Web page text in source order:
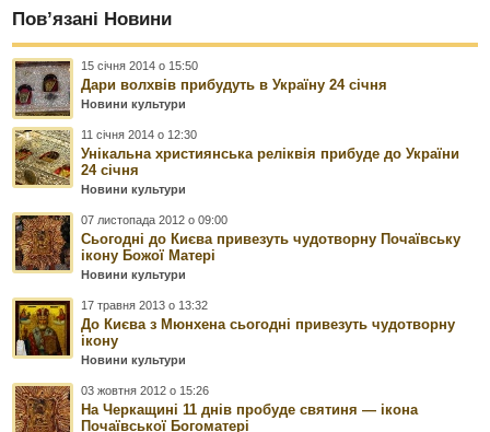
Пов’язані Новини
15 січня 2014 о 15:50
Дари волхвів прибудуть в Україну 24 січня
Новини культури
11 січня 2014 о 12:30
Унікальна християнська реліквія прибуде до України
24 січня
Новини культури
07 листопада 2012 о 09:00
Сьогодні до Києва привезуть чудотворну Почаївську
ікону Божої Матері
Новини культури
17 травня 2013 о 13:32
До Києва з Мюнхена сьогодні привезуть чудотворну
ікону
Новини культури
03 жовтня 2012 о 15:26
На Черкащині 11 днів пробуде святиня — ікона
Почаївської Богоматері